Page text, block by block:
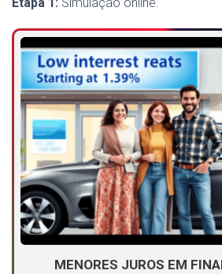
Etapa 1: Simulação online.
MENORES JUROS EM